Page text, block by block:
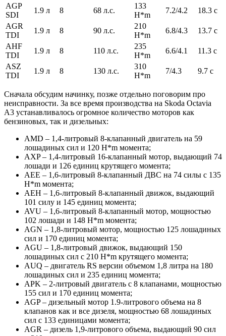
AGP
SDI
1.9 л 8 68 л.с.
133
H*m
7.2/4.2
18.3 с
AGR
TDI
1.9 л 8 90 л.с.
210
H*m
6.8/4.3
13.7 с
AHF
TDI
1.9 л 8 110 л.с.
235
H*m
6.6/4.1
11.3 с
ASZ
TDI
1.9 л 8 130 л.с.
310
H*m
7/4.3 9.7 с
Сначала обсудим начинку, позже отдельно поговорим про
неисправности. За все время производства на Skoda Octavia
A3 устанавливалось огромное количество моторов как
бензиновых, так и дизельных:
AMD – 1,4-литровый 8-клапанный двигатель на 59
лошадиных сил и 120 H*m момента;
AXP – 1,4-литровый 16-клапанный мотор, выдающий 74
лошади и 126 единиц крутящего момента;
AEE – 1,6-литровый 8-клапанный ДВС на 74 силы с 135
H*m момента;
AEH – 1,6-литровый 8-клапанный движок, выдающий
101 силу и 145 единиц момента;
AVU – 1,6-литровый 8-клапанный мотор, мощностью
102 лошади и 148 H*m момента;
AGN – 1,8-литровый мотор, мощностью 125 лошадиных
сил и 170 единиц момента;
AGU – 1,8-литровый движок, выдающий 150
лошадиных сил с 210 H*m крутящего момента;
AUQ – двигатель RS версии объемом 1,8 литра на 180
лошадиных сил и 235 единиц момента;
APK – 2-литровый двигатель с 8 клапанами, мощностью
155 сил и 170 единиц момента;
AGP – дизельный мотор 1.9-литрового объема на 8
клапанов как и все дизеля, мощностью 68 лошадиных
сил с 133 единицами момента;
AGR – дизель 1,9-литрового объема, выдающий 90 сил